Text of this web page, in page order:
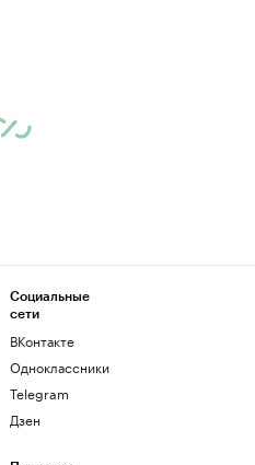
Социальные
сети
ВКонтакте
Одноклассники
Telegram
Дзен